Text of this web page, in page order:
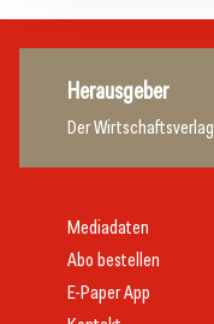
Herausgeber
Der Wirtschaftsverlag
Mediadaten
Abo bestellen
E-Paper App